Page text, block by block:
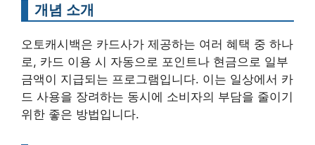
개념 소개
오토캐시백은 카드사가 제공하는 여러 혜택 중 하나
로, 카드 이용 시 자동으로 포인트나 현금으로 일부
금액이 지급되는 프로그램입니다. 이는 일상에서 카
드 사용을 장려하는 동시에 소비자의 부담을 줄이기
위한 좋은 방법입니다.